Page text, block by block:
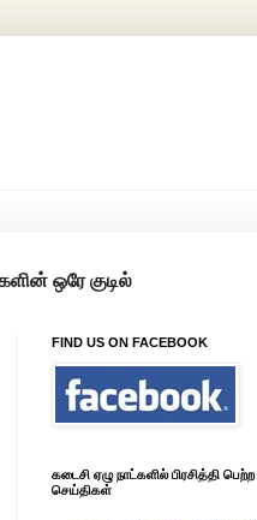
FIND US ON FACEBOOK
கடைசி ஏழு நாட்களில் பிரசித்தி பெற்ற
செய்திகள்